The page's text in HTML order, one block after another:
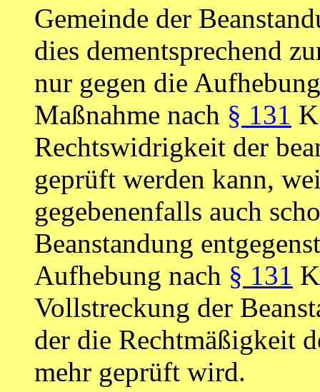
Gemeinde der
dies dementsprechend
nur gegen die
Maßnahme nach § 131
Rechtswidrigkeit der
geprüft werden kann,
gegebenenfalls auch
Beanstandung
Aufhebung nach § 131
Vollstreckung der
der die Rechtmäßigkeit
mehr geprüft wird.